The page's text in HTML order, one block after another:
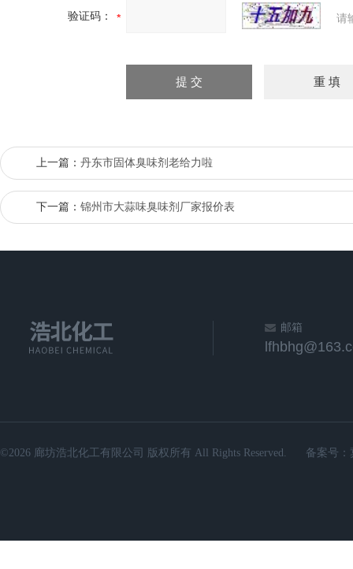
验证码： 请
上一篇： 丹东市固体臭味剂老给力啦
下一篇： 锦州市大蒜味臭味剂厂家报价表
邮箱
©2026 廊坊浩北化工有限公司 版权所有 All Rights Reserved. 备案号：